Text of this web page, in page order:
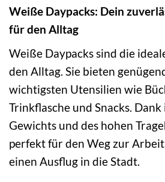
Weiße Daypacks: Dein
für den Alltag
Weiße Daypacks sind die
den Alltag. Sie bieten
wichtigsten Utensilien wie
Trinkflasche und Snacks.
Gewichts und des hohen
perfekt für den Weg zur
einen Ausflug in die Stadt.